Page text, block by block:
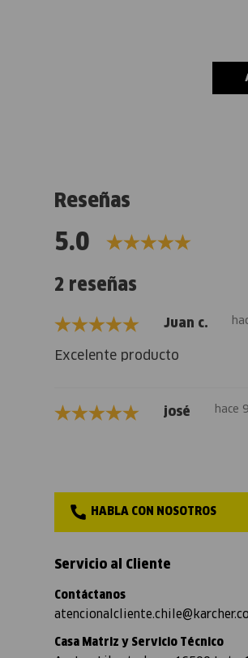
Reseñas
5.0
2 reseñas
Juan c.
Excelente producto
josé hace
HABLA CON NOSOTROS
Servicio al Cliente
Contáctanos
Casa Matriz y Servicio Técnico